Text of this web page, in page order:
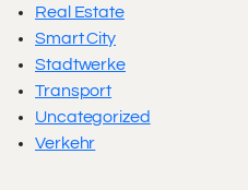
Real Estate
Smart City
Stadtwerke
Transport
Uncategorized
Verkehr